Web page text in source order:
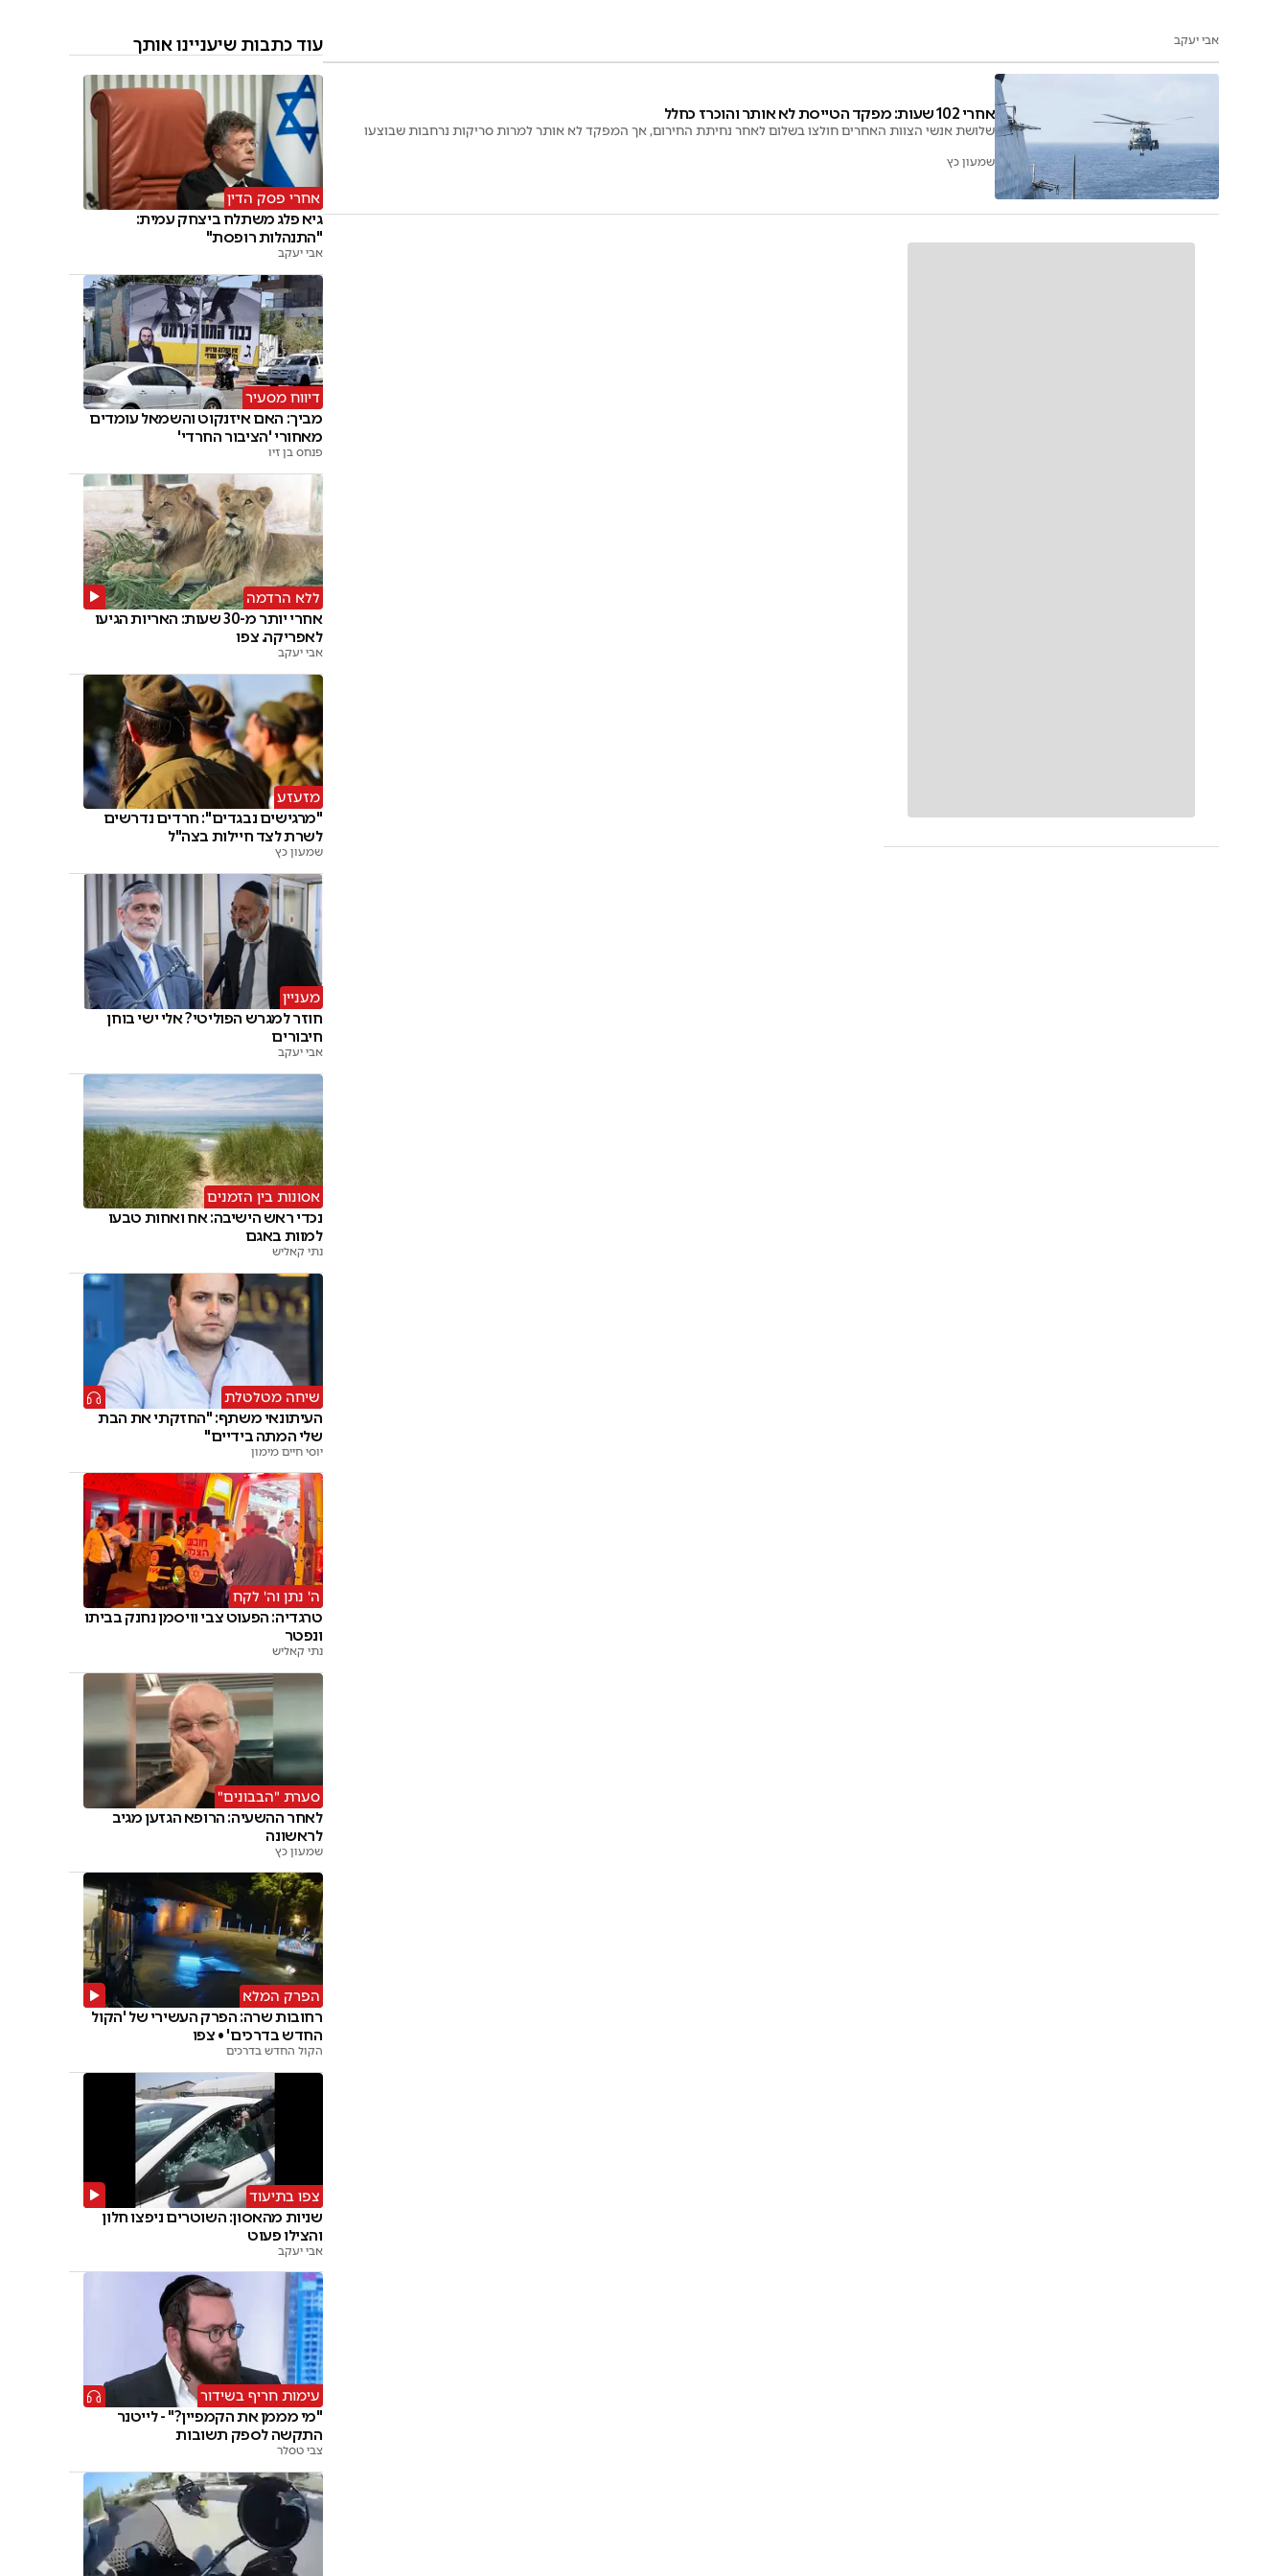
אבי יעקב
אחרי 102 שעות: מפקד הטייסת לא אותר והוכרז כחלל
שלושת אנשי הצוות האחרים חולצו בשלום לאחר נחיתת החירום, אך המפקד לא אותר למרות סריקות נרחבות שבוצעו
שמעון כץ
עוד כתבות שיעניינו אותך
אחרי פסק הדין
גיא פלג משתלח ביצחק עמית:
"התנהלות רופסת"
אבי יעקב
דיווח מסעיר
מביך: האם איזנקוט והשמאל עומדים
מאחורי 'הציבור החרדי'
פנחס בן זיו
ללא הרדמה
אחרי יותר מ-30 שעות: האריות הגיעו
לאפריקה. צפו
אבי יעקב
מזעזע
"מרגישים נבגדים": חרדים נדרשים
לשרת לצד חיילות בצה"ל
שמעון כץ
מעניין
חוזר למגרש הפוליטי? אלי ישי בוחן
חיבורים
אבי יעקב
אסונות בין הזמנים
נכדי ראש הישיבה: אח ואחות טבעו
למוות באגם
נתי קאליש
שיחה מטלטלת
העיתונאי משתף: "החזקתי את הבת
שלי המתה בידיים"
יוסי חיים מימון
ה' נתן וה' לקח
טרגדיה: הפעוט צבי וויסמן נחנק בביתו
ונפטר
נתי קאליש
סערת "הבבונים"
לאחר ההשעיה: הרופא הגזען מגיב
לראשונה
שמעון כץ
הפרק המלא
רחובות שרה: הפרק העשירי של 'הקול
החדש בדרכים' • צפו
הקול החדש בדרכים
צפו בתיעוד
שניות מהאסון: השוטרים ניפצו חלון
והצילו פעוט
אבי יעקב
עימות חריף בשידור
"מי מממן את הקמפיין?" - לייטנר
התקשה לספק תשובות
צבי טסלר